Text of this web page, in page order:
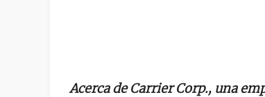
Acerca de Carrier Corp., una